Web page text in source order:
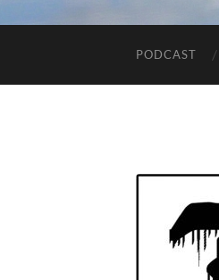
PODCAST